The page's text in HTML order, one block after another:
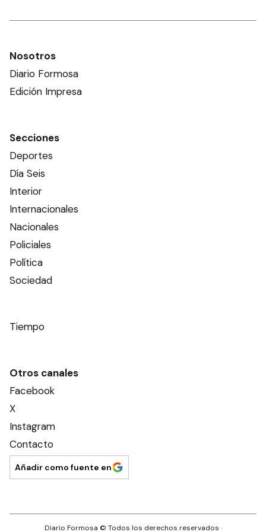
Nosotros
Diario Formosa
Edición Impresa
Secciones
Deportes
Día Seis
Interior
Internacionales
Nacionales
Policiales
Política
Sociedad
Tiempo
Otros canales
Facebook
X
Instagram
Contacto
Añadir como fuente en
Diario Formosa © Todos los derechos reservados ·